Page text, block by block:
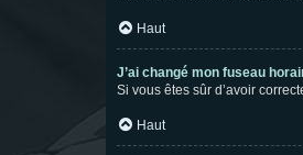
Haut
J’ai changé mon fuseau
Si vous êtes sûr d’avoir
Haut